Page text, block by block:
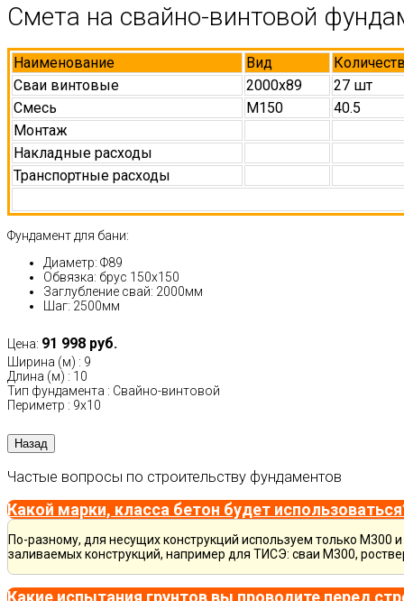
Смета на свайно-винтовой
Наименование Вид
Сваи винтовые
2000х89
27 шт
Смесь
М150
40.5
Монтаж
Накладные расходы
Транспортные расходы
Фундамент для бани:
Диаметр: Ф89
Обвязка: брус 150х150
Заглубление свай: 2000мм
Шаг: 2500мм
Цена: 91 998 руб.
Ширина (м) : 9
Длина (м) : 10
Тип фундамента : Свайно-винтовой
Периметр : 9х10
Частые вопросы по строительству фундаментов
Какой марки, класса бетон будет
По-разному, для несущих конструкций используем только М300
заливаемых конструкций, например для ТИСЭ: сваи М300,
Какие испытания грунтов вы проводите перед